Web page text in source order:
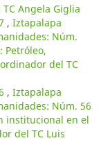
Angela Giglia
, Iztapalapa
Núm.
Petróleo,
del TC
, Iztapalapa
Núm. 56
institucional en el
del TC Luis